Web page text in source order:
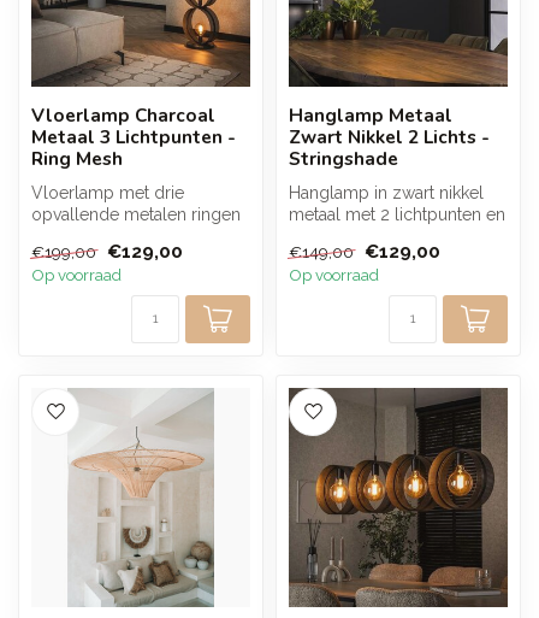
Vloerlamp Charcoal
Metaal 3 Lichtpunten -
Ring Mesh
Vloerlamp met drie
opvallende metalen ringen
afwerkin...
€199,00 €129,00
Op voorraad
Hanglamp Metaal
Zwart Nikkel 2 Lichts -
Stringshade
Hanglamp in zwart nikkel
metaal met 2 lichtpunten en
€149,00 €129,00
Op voorraad